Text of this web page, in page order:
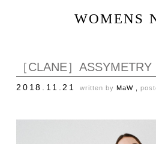
WOMENS
［CLANE］
2018.11.21 written by MaW ,